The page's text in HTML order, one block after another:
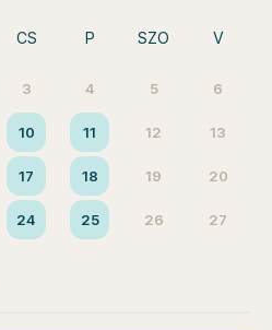
CS P SZO V
3 4 5 6
10 11 12 13
17 18 19 20
24 25 26 27